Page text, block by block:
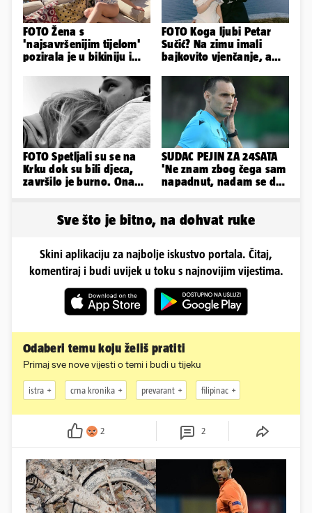
FOTO Žena s
'najsavršenijim tijelom'
pozirala je u bikiniju i
FOTO Koga ljubi Petar
Sučić? Na zimu imali
bajkovito vjenčanje, a
FOTO Spetljali su se na
Krku dok su bili djeca,
završilo je burno. Ona
SUDAC PEJIN ZA 24SATA
'Ne znam zbog čega sam
napadnut, nadam se da
Sve što je bitno, na dohvat ruke
Skini aplikaciju za najbolje iskustvo portala. Čitaj,
komentiraj i budi uvijek u toku s najnovijim vijestima.
Odaberi temu koju želiš pratiti
Primaj sve nove vijesti o temi i budi u tijeku
istra crna kronika prevarant filipinac
2 2